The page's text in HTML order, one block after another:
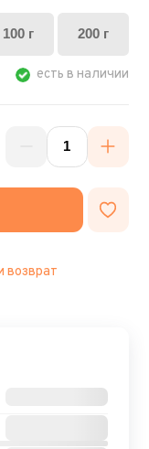
100 г 200 г
есть в наличии
возврат